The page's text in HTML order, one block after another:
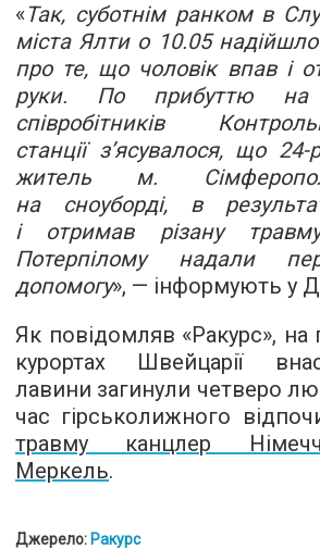
«Так, суботнім ранком в
міста Ялти о 10.05
про те, що чоловік впав і
руки. По прибуттю на
співробітників
станції з’ясувалося, що 24-
житель м.
на сноуборді, в
і отримав різану
Потерпілому надали
допомогу», — інформують у
Як повідомляв «Ракурс», на
курортах Швейцарії
лавини загинули четверо
час гірськолижного
травму канцлер
Меркель.
Джерело: Ракурс